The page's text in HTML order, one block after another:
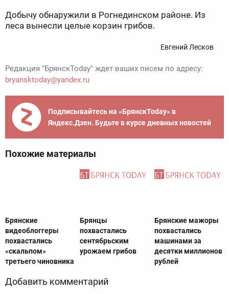
Добычу обнаружили в Рогнединском районе. Из
леса вынесли целые корзин грибов.
Евгений Лесков
Редакция "БрянскToday" ждет ваших писем по адресу:
bryansktoday@yandex.ru
Подписывайтесь на «БрянскToday» в
Яндекс.Дзен. Будьте в курсе дневных новостей
Похожие материалы
Брянские
видеоблоггеры
похвастались
«скальпом»
третьего чиновника
Брянцы
похвастались
сентябрьским
урожаем грибов
Брянские мажоры
похвастались
машинами за
десятки миллионов
рублей
Добавить комментарий